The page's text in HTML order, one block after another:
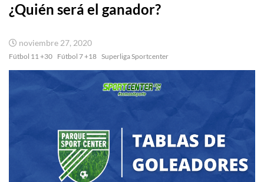
¿Quién será el ganador?
noviembre 27, 2020
Fútbol 11 +30 Fútbol 7 +18 Superliga Sportcenter